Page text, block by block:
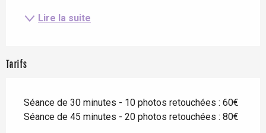
Lire la suite
Tarifs
Séance de 30 minutes - 10 photos retouchées : 60€
Séance de 45 minutes - 20 photos retouchées : 80€